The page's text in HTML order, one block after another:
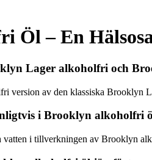
Öl – En
Lager alkoholfri och
version av den klassiska Brooklyn
i Brooklyn alkoholfri
vatten i tillverkningen av Brooklyn